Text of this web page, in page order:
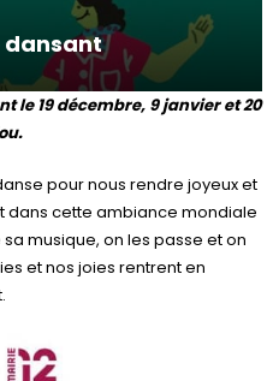
dansant
le 19 décembre, 9 janvier et 20
pour nous rendre joyeux et
dans cette ambiance mondiale
musique, on les passe et on
et nos joies rentrent en